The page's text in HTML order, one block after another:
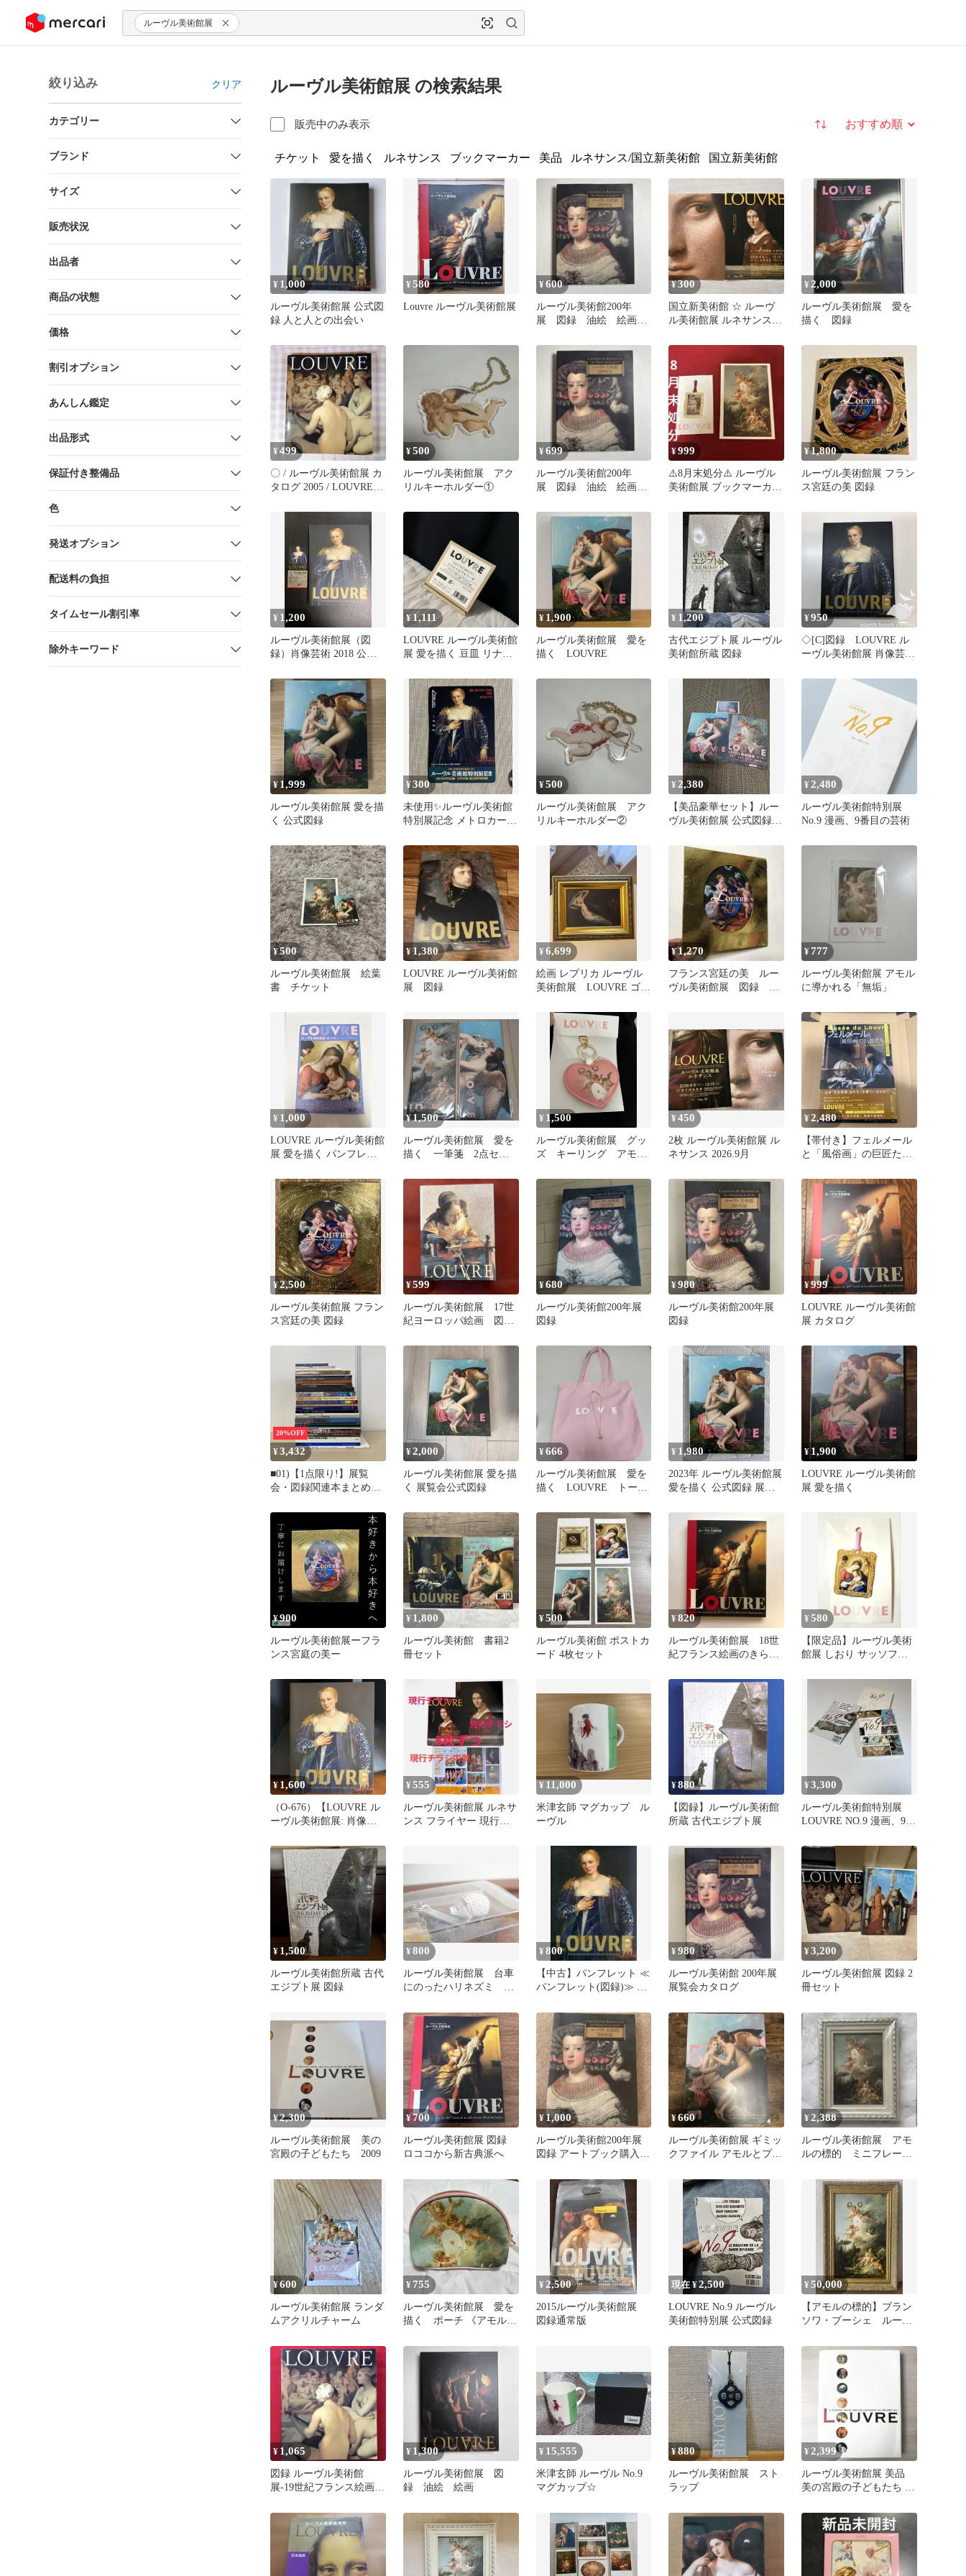
ツにスキップ ルーヴル美術館展
絞り込み クリア
カテゴリー
ブランド
サイズ
販売状況
出品者
商品の状態
価格
割引オプション
あんしん鑑定
出品形式
保証付き整備品
色
発送オプション
配送料の負担
タイムセール割引率
除外キーワード
ルーヴル美術館展 の検索結果
販売中のみ表示 並び替え
チケット 愛を描く ルネサンス ブックマーカー 美品 ルネサンス/国立新美術館 国立新美術館
¥ 1,000
ルーヴル美術館展 公式図
録 人と人との出会い
¥580
Louvre ルーヴル美術館展
¥600
ルーヴル美術館200年
展 図録 油絵 絵画
¥300
国立新美術館 ☆ ルーヴ
ル美術館展 ルネサンス
ト
¥ 2,000
ルーヴル美術館展 愛を
描く 図録
¥499
〇 / ルーヴル美術館展 カ
タログ 2005 / LOUVRE /
¥500
ルーヴル美術館展 アク
リルキーホルダー①
¥699
ルーヴル美術館200年
展 図録 油絵 絵画
¥999
⚠️8月末処分⚠️ ルーヴル
美術館展 ブックマーカー
¥1,800
ルーヴル美術館展 フラン
ス宮廷の美 図録
¥ 1,200
ルーヴル美術館展（図
録）肖像芸術 2018 公式
¥ 1,111
LOUVRE ルーヴル美術館
展 愛を描く 豆皿 リナル
¥ 1,900
ルーヴル美術館展 愛を
描く LOUVRE
¥ 1,200
古代エジプト展 ルーヴル
美術館所蔵 図録
¥950
◇[C]図録 LOUVRE ル
ーヴル美術館展 肖像芸
きたか
¥ 1,999
ルーヴル美術館展 愛を描
く 公式図録
¥300
未使用✨ルーヴル美術館
特別展記念 メトロカード
¥500
ルーヴル美術館展 アク
リルキーホルダー②
¥ 2,380
【美品豪華セット】ルー
ヴル美術館展 公式図録・
付）
¥2,480
ルーヴル美術館特別展
No.9 漫画、9番目の芸術
¥500
ルーヴル美術館展 絵葉
書 チケット
¥1,380
LOUVRE ルーヴル美術館
展 図録
¥6,699
絵画 レプリカ ルーヴル
美術館展 LOUVRE ゴー
¥1,270
フランス宮廷の美 ルー
ヴル美術館展 図録 絵
¥777
ルーヴル美術館展 アモル
に導かれる「無垢」
¥ 1,000
LOUVRE ルーヴル美術館
展 愛を描く パンフレッ
¥1,500
ルーヴル美術館展 愛を
描く 一筆箋 2点セッ
¥ 1,500
ルーヴル美術館展 グッ
ズ キーリング アモル
¥450
2枚 ルーヴル美術館展 ル
ネサンス 2026.9月
¥2,480
【帯付き】フェルメール
と「風俗画」の巨匠たち
ヴル美術館
¥2,500
ルーヴル美術館展 フラン
ス宮廷の美 図録
¥599
ルーヴル美術館展 17世
紀ヨーロッパ絵画 図
¥680
ルーヴル美術館200年展
図録
¥980
ルーヴル美術館200年展
図録
¥999
LOUVRE ルーヴル美術館
展 カタログ
20%OFF
¥3,432
■01)【1点限り!】展覧
会・図録関連本まとめ売
術/芸術/絵画/ゴッホ/ミロ/
ルオー/ルーヴル美術館/
作品/芥川龍之介展/B
¥2,000
ルーヴル美術館展 愛を描
く 展覧会公式図録
¥666
ルーヴル美術館展 愛を
描く LOUVRE トート
¥ 1,980
2023年 ルーヴル美術館展
愛を描く 公式図録 展覧
¥ 1,900
LOUVRE ルーヴル美術館
展 愛を描く
¥900
ルーヴル美術館展ーフラ
ンス宮庭の美ー
¥ 1,800
ルーヴル美術館 書籍2
冊セット
¥500
ルーヴル美術館 ポストカ
ード 4枚セット
¥820
ルーヴル美術館展 18世
紀フランス絵画のきらめ
¥580
【限定品】ルーヴル美術
館展 しおり サッソフェ
¥1,600
（O-676）【LOUVRE ル
ーヴル美術館展: 肖像芸
¥555
ルーヴル美術館展 ルネサ
ンス フライヤー 現行・
¥ 11,000
米津玄師 マグカップ ル
ーヴル
¥880
【図録】ルーヴル美術館
所蔵 古代エジプト展
¥3,300
ルーヴル美術館特別展
LOUVRE NO.9 漫画、9番
¥ 1,500
ルーヴル美術館所蔵 古代
エジプト展 図録
¥800
ルーヴル美術館展 台車
にのったハリネズミ ス
¥800
【中古】パンフレット ≪
パンフレット(図録)≫ パ
肖像芸術 人は人をどう表
現してきたか 2018
¥980
ルーヴル美術館 200年展
展覧会カタログ
¥3,200
ルーヴル美術館展 図録 2
冊セット
¥2,300
ルーヴル美術館展 美の
宮殿の子どもたち 2009
¥700
ルーヴル美術館展 図録
ロココから新古典派へ
¥1,000
ルーヴル美術館200年展
図録 アートブック購入当
¥660
ルーヴル美術館展 ギミッ
クファイル アモルとプシ
¥2,388
ルーヴル美術館展 アモ
ルの標的 ミニフレー
¥600
ルーヴル美術館展 ランダ
ムアクリルチャーム
¥ 755
ルーヴル美術館展 愛を
描く ポーチ 《アモルの
ーシェ
¥2,500
2015ルーヴル美術館展
図録通常版
現在 ¥2,500
LOUVRE No.9 ルーヴル
美術館特別展 公式図録
¥50,000
【アモルの標的】ブラン
ソワ・ブーシェ ルーヴ
¥ 1,065
図録 ルーヴル美術館
展-19世紀フランス絵画
義へ 美本
¥ 1,300
ルーヴル美術館展 図
録 油絵 絵画
¥ 15,555
米津玄師 ルーヴル No.9
マグカップ☆
¥880
ルーヴル美術館展 スト
ラップ
¥2,399
ルーヴル美術館展 美品
美の宮殿の子どもたち 図